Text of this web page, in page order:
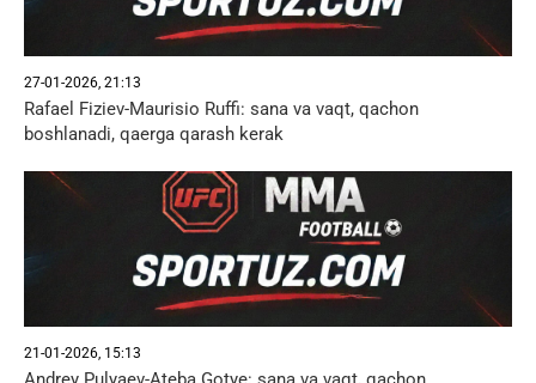
27-01-2026, 21:13
Rafael Fiziev-Maurisio Ruffi: sana va vaqt, qachon
boshlanadi, qaerga qarash kerak
21-01-2026, 15:13